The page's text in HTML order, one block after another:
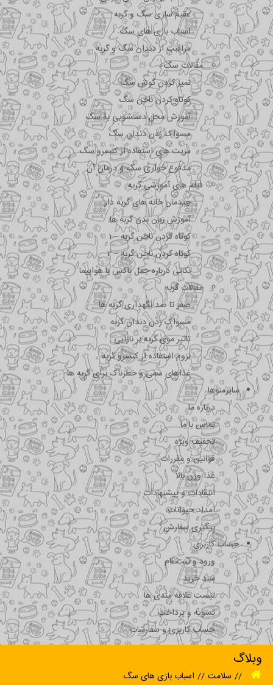
عقیم سازی سگ و گربه
اسباب بازی های سگ
مراقبت از دندان سگ و گربه
مقالات سگ
تمیز کردن گوش سگ
کوتاه کردن ناخن سگ
آموزش محل دستشویی به سگ
مسواک زدن دندان سگ
مزیت های استفاده از کنسرو سگ
مدفوع خواری سگ و درمان آن
فیلم های آموزشی گربه
چیدمان خانه های گربه دار
آموزش زبان بدن گربه ها
کوتاه کردن ناخن گربه – 1
کوتاه کردن ناخن گربه – 2
نکاتی درباره جمل باکس با هواپیما
مقالات گربه
صفر تا صد نگهداری گربه ها
مسواک زدن دندان گربه
تاثیر موی گربه بر نازایی
لزوم استفاده از کنسرو گربه
غذاهای سمی و خطرناک برای گربه ها
سایرمنوها
درباره ما
تماس با ما
تخفیف ویژه
قوانین و مقررات
غذا وزن بالا
انتقادات و پیشنهادات
امداد حیوانات
پیگیری سفارش
حساب کاربری
ورود و ثبت نام
سبد خرید
لیست علاقه مندی ها
تسویه و پرداخت
حساب کاربری و سفارشات
وبلاگ
سلامت اسباب بازی های سگ